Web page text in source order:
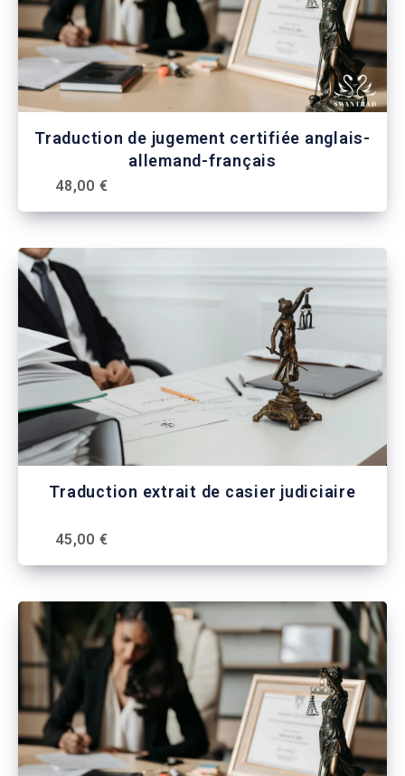
Traduction de jugement certifiée anglais-
allemand-français
48,00 €
Traduction extrait de casier judiciaire
45,00 €